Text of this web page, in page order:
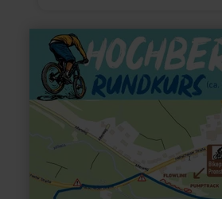
informatie
over:
Hochberg-
Trail
Pronsfeld